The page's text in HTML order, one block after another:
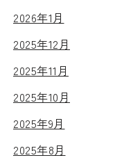
2026年1月
2025年12月
2025年11月
2025年10月
2025年9月
2025年8月